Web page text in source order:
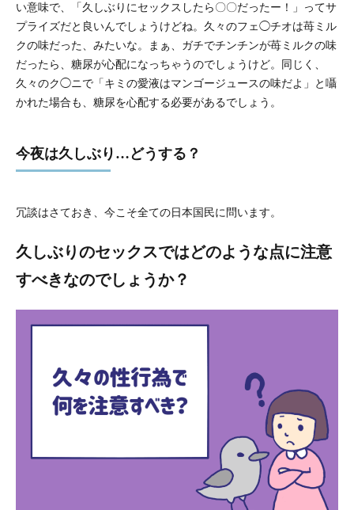
い意味で、「久しぶりにセックスしたら〇〇だったー！」ってサ
プライズだと良いんでしょうけどね。久々のフェ◯チオは苺ミル
クの味だった、みたいな。まぁ、ガチでチンチンが苺ミルクの味
だったら、糖尿が心配になっちゃうのでしょうけど。同じく、
久々のク◯ニで「キミの愛液はマンゴージュースの味だよ」と囁
かれた場合も、糖尿を心配する必要があるでしょう。
今夜は久しぶり…どうする？
冗談はさておき、今こそ全ての日本国民に問います。
久しぶりのセックスではどのような点に注意
すべきなのでしょうか？